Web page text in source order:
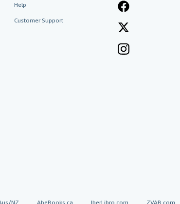
Help
Customer Support
NZ AbeBooks.ca IberLibro.com ZVAB.com